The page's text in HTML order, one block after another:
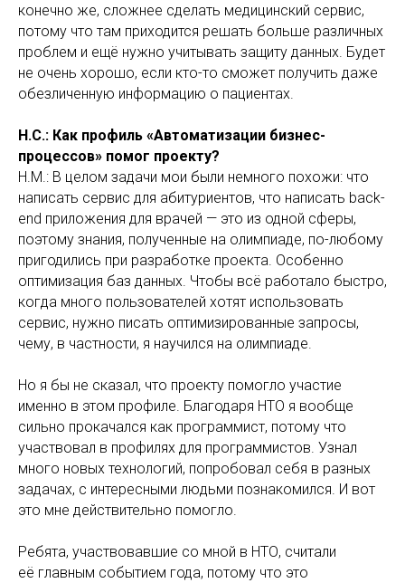
конечно же, сложнее сделать медицинский сервис,
потому что там приходится решать больше различных
проблем и ещё нужно учитывать защиту данных. Будет
не очень хорошо, если кто-то сможет получить даже
обезличенную информацию о пациентах.
Н.С.: Как профиль «Автоматизации бизнес-
процессов» помог проекту?
Н.М.: В целом задачи мои были немного похожи: что
написать сервис для абитуриентов, что написать back-
end приложения для врачей — это из одной сферы,
поэтому знания, полученные на олимпиаде, по-любому
пригодились при разработке проекта. Особенно
оптимизация баз данных. Чтобы всё работало быстро,
когда много пользователей хотят использовать
сервис, нужно писать оптимизированные запросы,
чему, в частности, я научился на олимпиаде.
Но я бы не сказал, что проекту помогло участие
именно в этом профиле. Благодаря НТО я вообще
сильно прокачался как программист, потому что
участвовал в профилях для программистов. Узнал
много новых технологий, попробовал себя в разных
задачах, с интересными людьми познакомился. И вот
это мне действительно помогло.
Ребята, участвовавшие со мной в НТО, считали
её главным событием года, потому что это